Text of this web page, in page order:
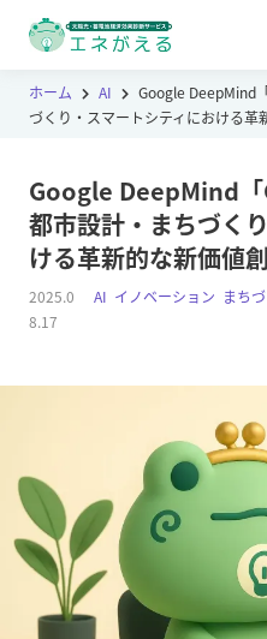
ホーム AI
Google DeepMind
づくり・スマートシティにおける革
Google DeepMind
都市設計・まちづく
ける革新的な新価値
AI イノベーション まち
2025.0
8.17